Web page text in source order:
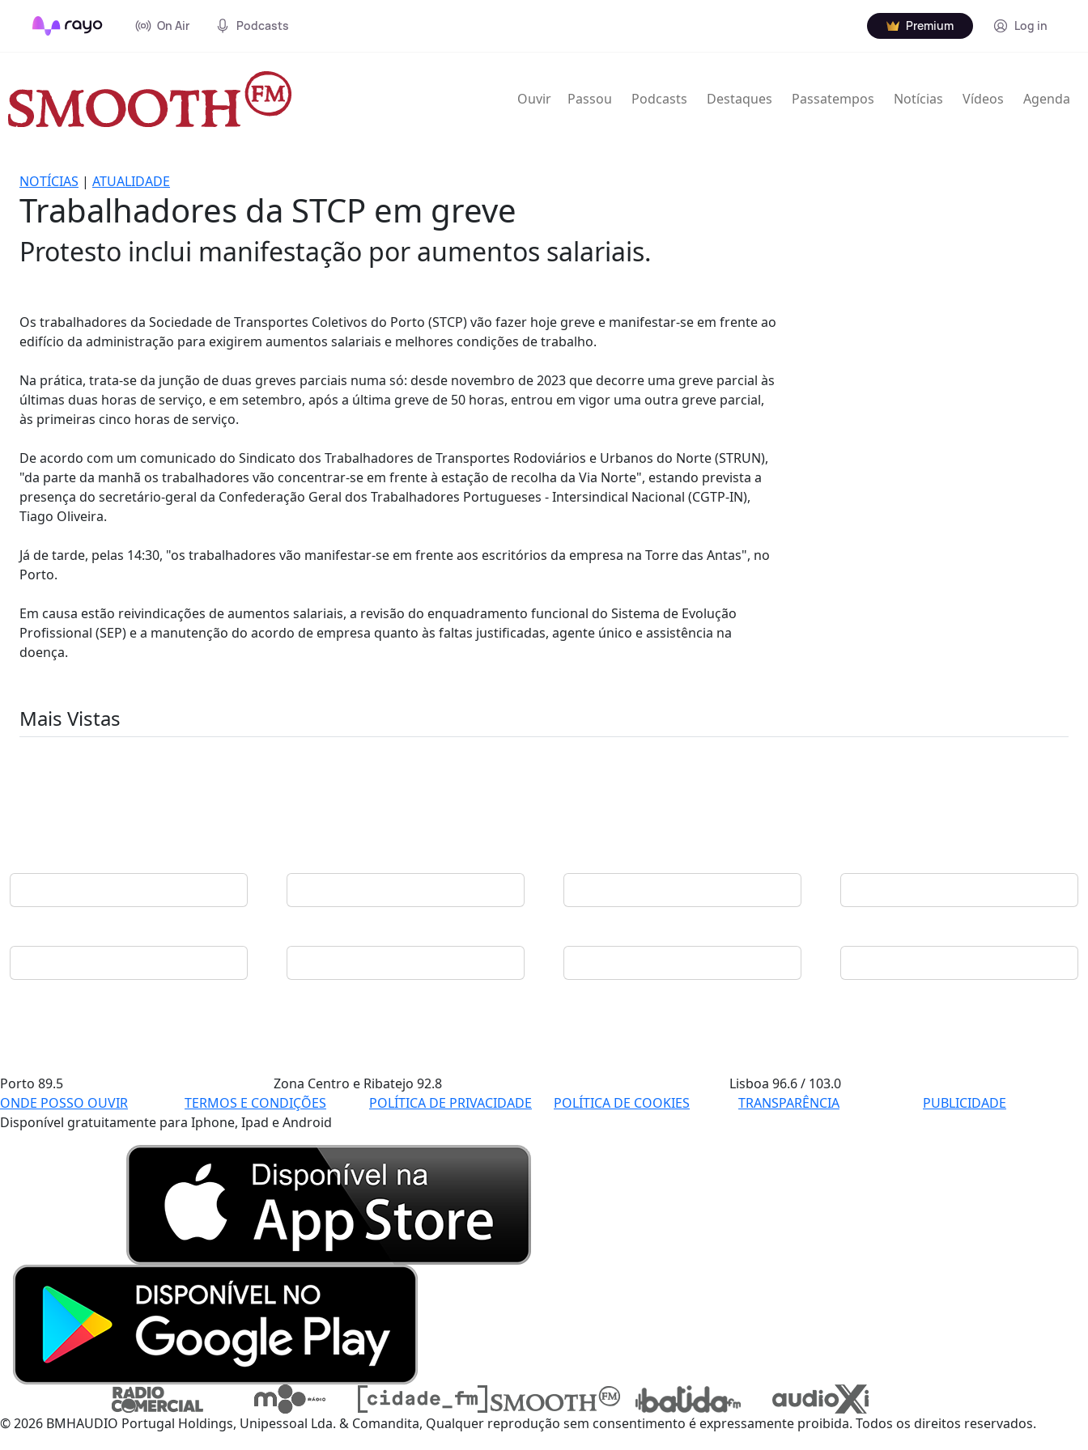
On Air Podcasts Premium Log in
Ouvir Passou Podcasts Destaques Passatempos Notícias Vídeos Agenda
NOTÍCIAS | ATUALIDADE
Trabalhadores da STCP em greve
Protesto inclui manifestação por aumentos salariais.
Os trabalhadores da Sociedade de Transportes Coletivos do Porto (STCP) vão fazer hoje greve e manifestar-se em frente ao
edifício da administração para exigirem aumentos salariais e melhores condições de trabalho.
Na prática, trata-se da junção de duas greves parciais numa só: desde novembro de 2023 que decorre uma greve parcial às
últimas duas horas de serviço, e em setembro, após a última greve de 50 horas, entrou em vigor uma outra greve parcial,
às primeiras cinco horas de serviço.
De acordo com um comunicado do Sindicato dos Trabalhadores de Transportes Rodoviários e Urbanos do Norte (STRUN),
"da parte da manhã os trabalhadores vão concentrar-se em frente à estação de recolha da Via Norte", estando prevista a
presença do secretário-geral da Confederação Geral dos Trabalhadores Portugueses - Intersindical Nacional (CGTP-IN),
Tiago Oliveira.
Já de tarde, pelas 14:30, "os trabalhadores vão manifestar-se em frente aos escritórios da empresa na Torre das Antas", no
Porto.
Em causa estão reivindicações de aumentos salariais, a revisão do enquadramento funcional do Sistema de Evolução
Profissional (SEP) e a manutenção do acordo de empresa quanto às faltas justificadas, agente único e assistência na
doença.
Mais Vistas
Porto 89.5 Zona Centro e Ribatejo 92.8 Lisboa96.6 / 103.0
ONDE POSSO OUVIR
TERMOS E CONDIÇÕES POLÍTICA DE PRIVACIDADE POLÍTICA DE COOKIES TRANSPARÊNCIA
PUBLICIDADE
Disponível gratuitamente para Iphone, Ipad e Android
© 2026 BMHAUDIO Portugal Holdings, Unipessoal Lda. & Comandita, Qualquer reprodução sem consentimento é expressamente proibida. Todos os direitos reservados.